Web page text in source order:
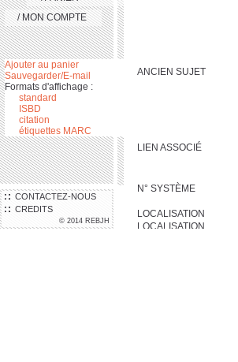
CONTACTEZ-NOUS
CREDITS
© 2014 REBJH
/ MON COMPTE
Ajouter au panier
Sauvegarder/E-mail
Formats d'affichage :
standard
ISBD
citation
étiquettes MARC
ANCIEN SUJET
LIEN ASSOCIÉ
N° SYSTÈME
LOCALISATION
LOCALISATION